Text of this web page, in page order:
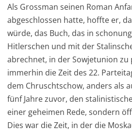
Als Grossman seinen Roman
abgeschlossen hatte, hoffte er,
würde, das Buch, das in
Hitlerschen und mit der
abrechnet, in der Sowjetunion zu
immerhin die Zeit des 22.
dem Chruschtschow, anders als
fünf Jahre zuvor, den
einer geheimen Rede, sondern
Dies war die Zeit, in der die